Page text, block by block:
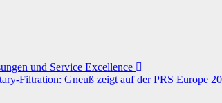
und Service Excellence
Filtration: Gneuß zeigt auf der PRS Europe